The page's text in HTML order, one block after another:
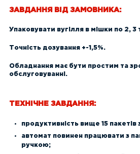
ЗАВДАННЯ ВІД ЗАМОВНИКА:
Упаковувати вугілля в мішки по 2, 3
Точність дозування +-1,5%.
Обладнання має бути простим та
обслуговуванні.
ТЕХНІЧНЕ ЗАВДАННЯ:
продуктивність вище 15 пакетів
автомат повинен працювати з
ручкою;